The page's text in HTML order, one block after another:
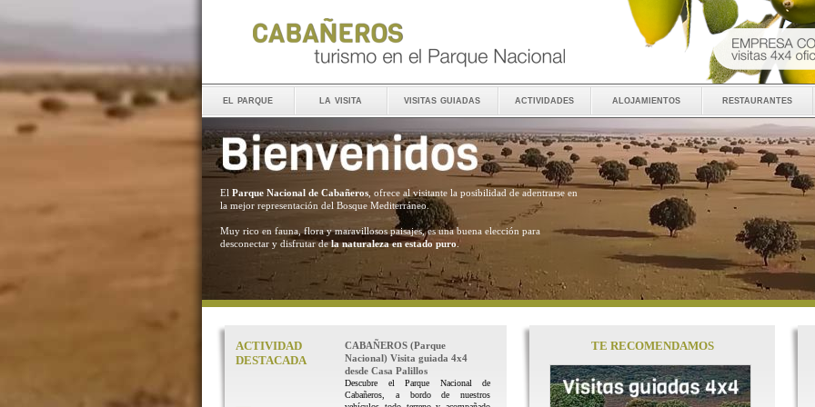
el parque la visita visitas guiadas actividades alojamientos restaurantes
El Parque Nacional de Cabañeros , ofrece al visitante la posibilidad de adentrarse en
la mejor representación del Bosque Mediterráneo.
Muy rico en fauna, flora y maravillosos paisajes, es una buena elección para
desconectar y disfrutar dela naturaleza en estado puro .
ACTIVIDAD
DESTACADA
CABAÑEROS (Parque
Nacional) Visita guiada 4x4
desde Casa Palillos
Descubre el Parque Nacional de
Cabañeros, a bordo de nuestros
TE RECOMENDAMOS